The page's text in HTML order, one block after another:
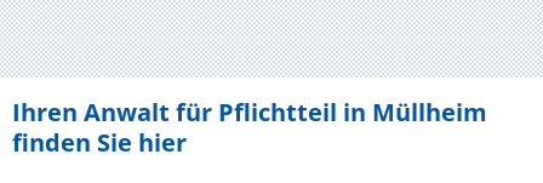
Ihren Anwalt für Pflichtteil in Müllheim
finden Sie hier